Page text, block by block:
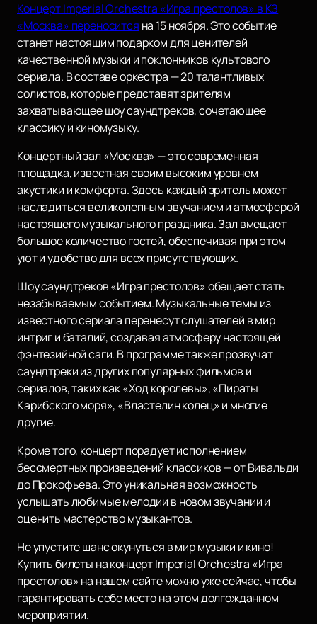
Концерт Imperial Orchestra «Игра престолов» в КЗ
«Москва» переносится на 15 ноября. Это событие
станет настоящим подарком для ценителей
качественной музыки и поклонников культового
сериала. В составе оркестра — 20 талантливых
солистов, которые представят зрителям
захватывающее шоу саундтреков, сочетающее
классику и киномузыку.
Концертный зал «Москва» — это современная
площадка, известная своим высоким уровнем
акустики и комфорта. Здесь каждый зритель может
насладиться великолепным звучанием и атмосферой
настоящего музыкального праздника. Зал вмещает
большое количество гостей, обеспечивая при этом
уют и удобство для всех присутствующих.
Шоу саундтреков «Игра престолов» обещает стать
незабываемым событием. Музыкальные темы из
известного сериала перенесут слушателей в мир
интриг и баталий, создавая атмосферу настоящей
фэнтезийной саги. В программе также прозвучат
саундтреки из других популярных фильмов и
сериалов, таких как «Ход королевы», «Пираты
Карибского моря», «Властелин колец» и многие
другие.
Кроме того, концерт порадует исполнением
бессмертных произведений классиков — от Вивальди
до Прокофьева. Это уникальная возможность
услышать любимые мелодии в новом звучании и
оценить мастерство музыкантов.
Не упустите шанс окунуться в мир музыки и кино!
Купить билеты на концерт Imperial Orchestra «Игра
престолов» на нашем сайте можно уже сейчас, чтобы
гарантировать себе место на этом долгожданном
мероприятии.